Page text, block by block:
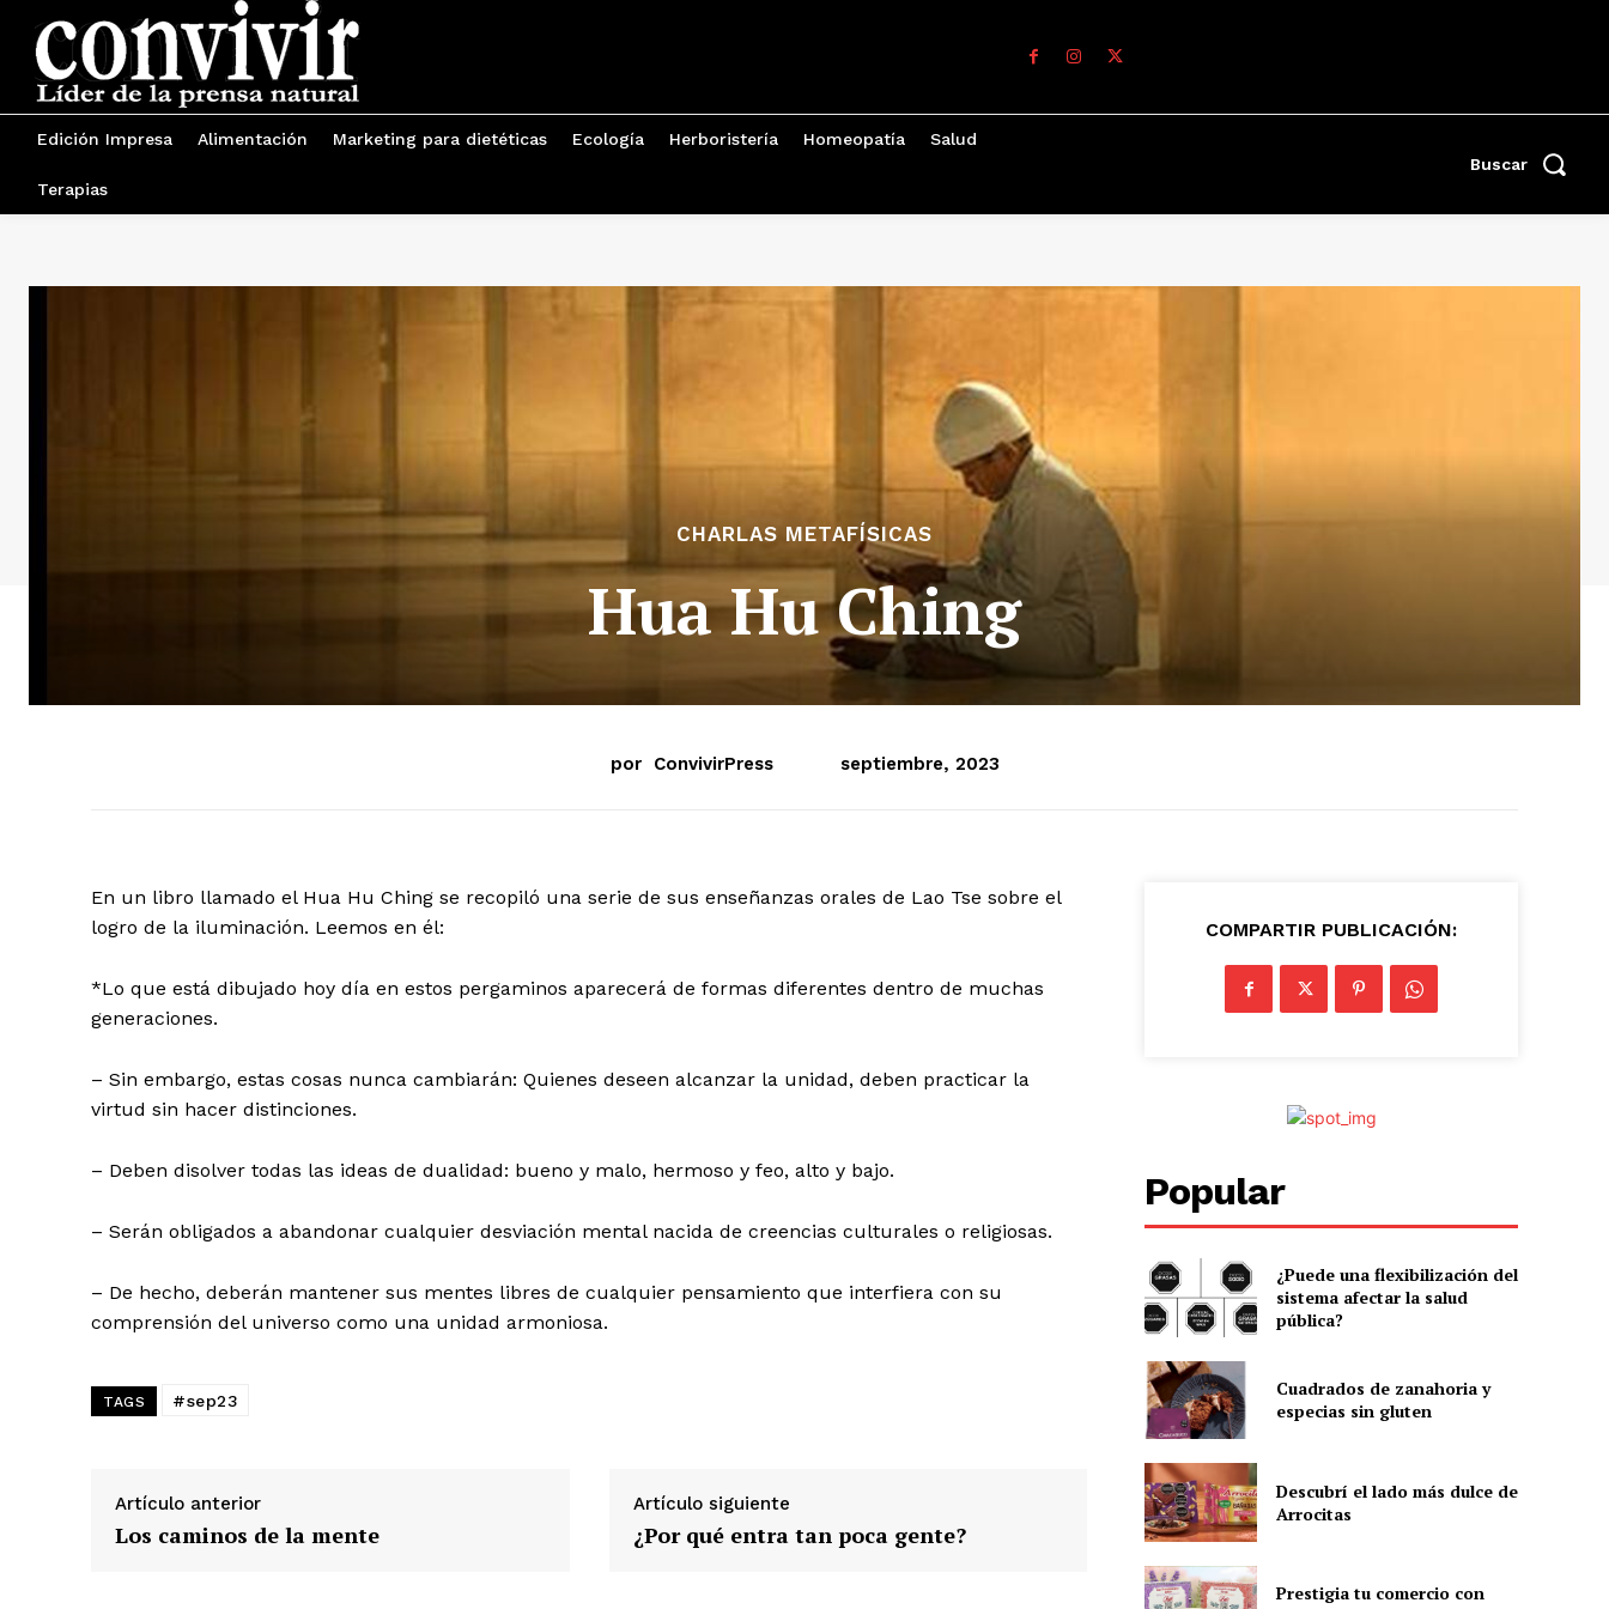
Edición Impresa Alimentación Marketing para dietéticas Ecología Herboristería Homeopatía Salud
Terapias
Buscar
CHARLAS METAFÍSICAS
Hua Hu Ching
por ConvivirPress septiembre, 2023
En un libro llamado el Hua Hu Ching se recopiló una serie de sus enseñanzas orales de Lao Tse sobre el
logro de la iluminación. Leemos en él:
*Lo que está dibujado hoy día en estos pergaminos aparecerá de formas diferentes dentro de muchas
generaciones.
– Sin embargo, estas cosas nunca cambiarán: Quienes deseen alcanzar la unidad, deben practicar la
virtud sin hacer distinciones.
– Deben disolver todas las ideas de dualidad: bueno y malo, hermoso y feo, alto y bajo.
– Serán obligados a abandonar cualquier desviación mental nacida de creencias culturales o religiosas.
– De hecho, deberán mantener sus mentes libres de cualquier pensamiento que interfiera con su
comprensión del universo como una unidad armoniosa.
TAGS #sep23
Artículo anterior
Los caminos de la mente
Artículo siguiente
¿Por qué entra tan poca gente?
COMPARTIR PUBLICACIÓN:
Popular
¿Puede una flexibilización del
sistema afectar la salud
pública?
Cuadrados de zanahoria y
especias sin gluten
Descubrí el lado más dulce de
Arrocitas
Prestigia tu comercio con